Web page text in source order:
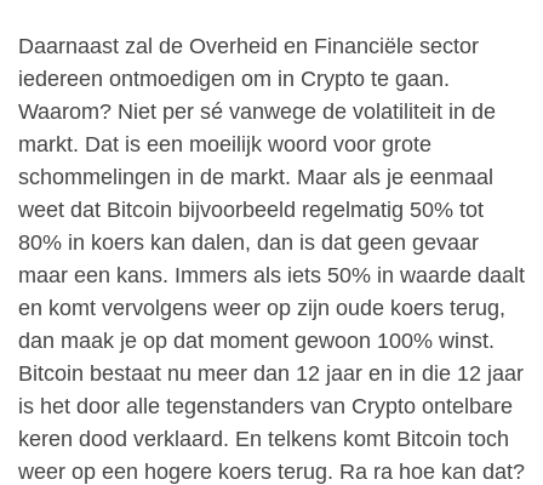
Daarnaast zal de Overheid en Financiële sector
iedereen ontmoedigen om in Crypto te gaan.
Waarom? Niet per sé vanwege de volatiliteit in de
markt. Dat is een moeilijk woord voor grote
schommelingen in de markt. Maar als je eenmaal
weet dat Bitcoin bijvoorbeeld regelmatig 50% tot
80% in koers kan dalen, dan is dat geen gevaar
maar een kans. Immers als iets 50% in waarde daalt
en komt vervolgens weer op zijn oude koers terug,
dan maak je op dat moment gewoon 100% winst.
Bitcoin bestaat nu meer dan 12 jaar en in die 12 jaar
is het door alle tegenstanders van Crypto ontelbare
keren dood verklaard. En telkens komt Bitcoin toch
weer op een hogere koers terug. Ra ra hoe kan dat?